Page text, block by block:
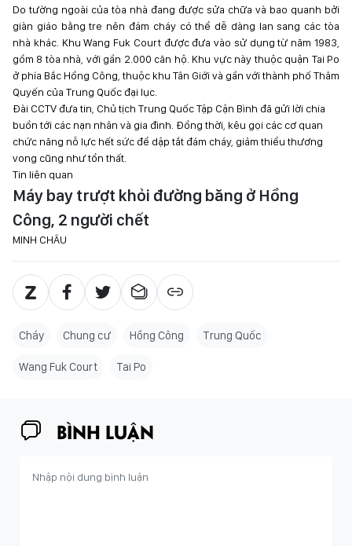
Do tường ngoài của tòa nhà đang được sửa chữa và bao quanh bởi
giàn giáo bằng tre nên đám cháy có thể dễ dàng lan sang các tòa
nhà khác. Khu Wang Fuk Court được đưa vào sử dụng từ năm 1983,
gồm 8 tòa nhà, với gần 2.000 căn hộ. Khu vực này thuộc quận Tai Po
ở phía Bắc Hồng Công, thuộc khu Tân Giới và gần với thành phố Thâm
Quyến của Trung Quốc đại lục.
Đài CCTV đưa tin, Chủ tịch Trung Quốc Tập Cận Bình đã gửi lời chia
buồn tới các nạn nhân và gia đình. Đồng thời, kêu gọi các cơ quan
chức năng nỗ lực hết sức để dập tắt đám cháy, giảm thiểu thương
vong cũng như tổn thất.
Tin liên quan
Máy bay trượt khỏi đường băng ở Hồng
Công, 2 người chết
MINH CHÂU
Cháy Chung cư Hồng Công Trung Quốc
Wang Fuk Court Tai Po
BÌNH LUẬN